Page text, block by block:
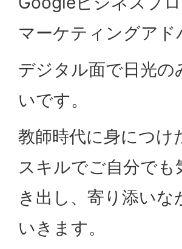
マーケティングア
デジタル面で日光
いです。
教師時代に身につ
スキルでご自分で
き出し、寄り添い
いきます。